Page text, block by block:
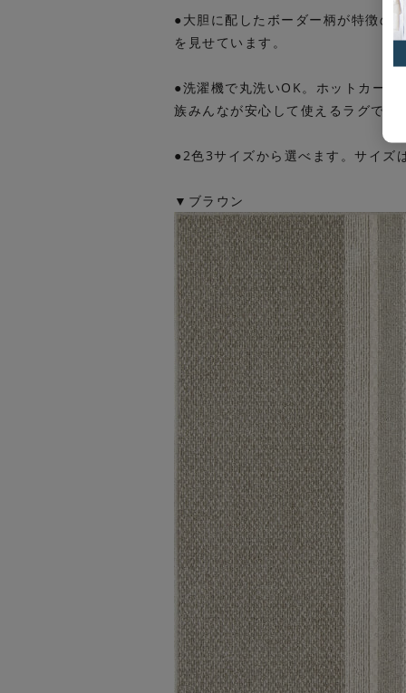
●大胆に配したボーダー柄が特徴の
を見せています。
●洗濯機で丸洗いOK。ホットカー
族みんなが安心して使えるラグです
●2色3サイズから選べます。サイ
▼ブラウン